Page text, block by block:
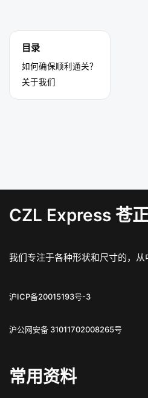
目录
如何确保顺利通关？
关于我们
CZL Express 苍
我们专注于各种形状和尺寸的，从
沪ICP备20015193号-3
沪公网安备 31011702008265号
常用资料